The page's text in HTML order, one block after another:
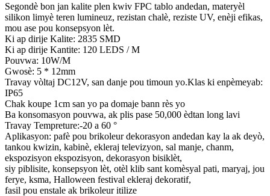
Segondè bon jan kalite plen kwiv FPC tablo andedan, materyèl
silikon limyè teren lumineuz, rezistan chalè, reziste UV, enèji efikas,
mou ase pou konsepsyon lèt.
Ki ap dirije Kalite: 2835 SMD
Ki ap dirije Kantite: 120 LEDS / M
Pouvwa: 10W/M
Gwosè: 5 * 12mm
Travay vòltaj DC12V, san danje pou timoun yo.Klas ki enpèmeyab:
IP65
Chak koupe 1cm san yo pa domaje bann rès yo
Ba konsomasyon pouvwa, ak plis pase 50,000 èdtan long lavi
Travay Tempreture:-20 a 60 °
Aplikasyon: pafè pou brikoleur dekorasyon andedan kay la ak deyò,
tankou kwizin, kabinè, ekleraj televizyon, sal manje, chanm,
ekspozisyon ekspozisyon, dekorasyon bisiklèt,
siy piblisite, konsepsyon lèt, otèl klib sant komèsyal pati, maryaj, jou
ferye, ksma, Halloween festival ekleraj dekoratif,
fasil pou enstale ak brikoleur itilize